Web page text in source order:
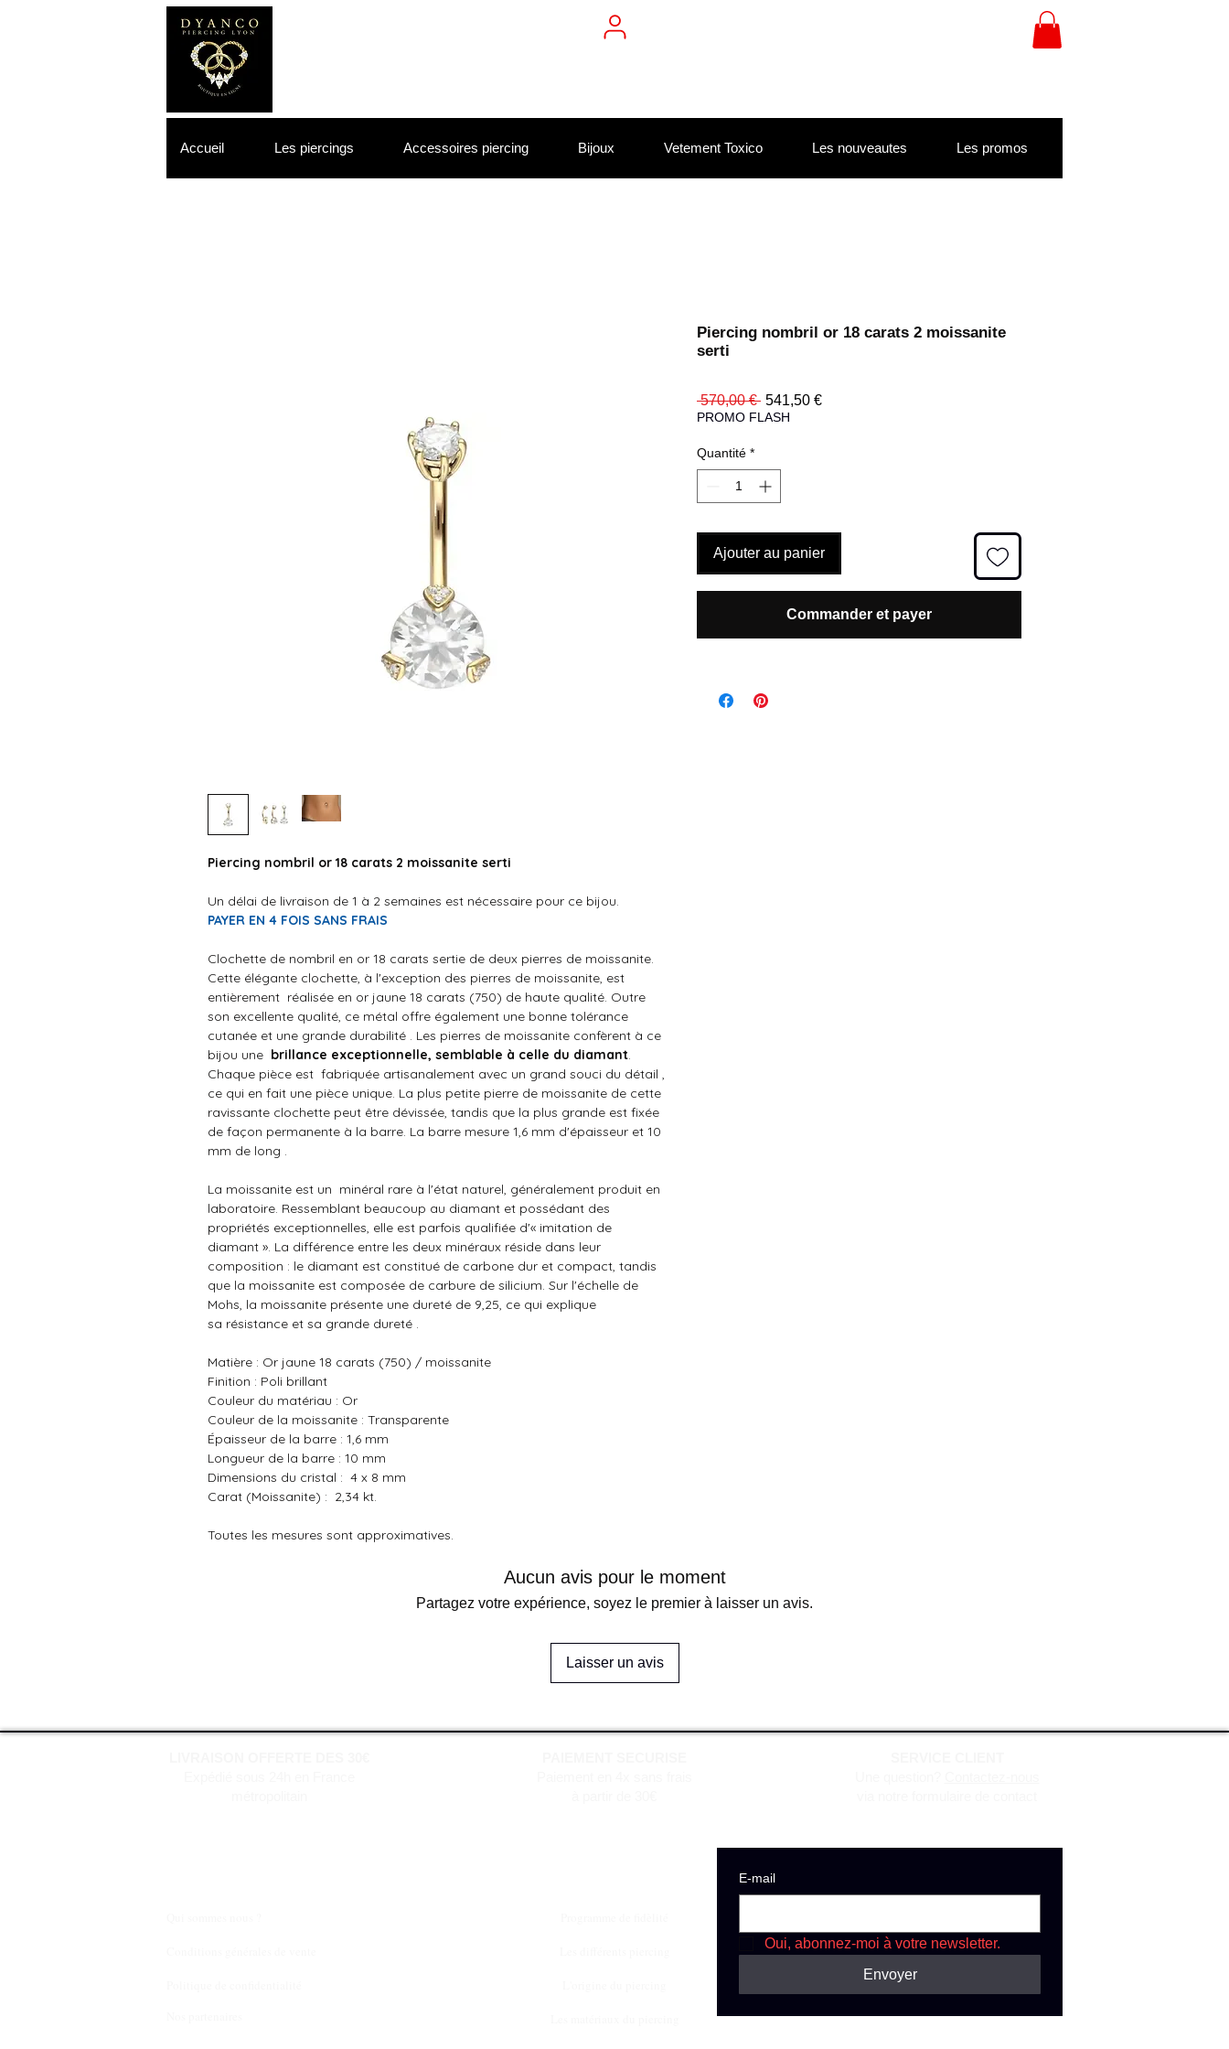
Accueil Les piercings Accessoires piercing Bijoux Vetement Toxico Les nouveautes Les promos
Piercing nombril or 18 carats 2 moissanite serti
Un délai de livraison de 1 à 2 semaines est nécessaire pour ce bijou.
PAYER EN 4 FOIS SANS FRAIS
Clochette de nombril en or 18 carats sertie de deux pierres de moissanite.
Cette élégante clochette, à l'exception des pierres de moissanite, est
entièrement réalisée en or jaune 18 carats (750) de haute qualité. Outre
son excellente qualité, ce métal offre également une bonne tolérance
cutanée et une grande durabilité . Les pierres de moissanite confèrent à ce
bijou une brillance exceptionnelle, semblable à celle du diamant.
Chaque pièce est fabriquée artisanalement avec un grand souci du détail ,
ce qui en fait une pièce unique. La plus petite pierre de moissanite de cette
ravissante clochette peut être dévissée, tandis que la plus grande est fixée
de façon permanente à la barre. La barre mesure 1,6 mm d'épaisseur et 10
mm de long .
La moissanite est un minéral rare à l'état naturel, généralement produit en
laboratoire. Ressemblant beaucoup au diamant et possédant des
propriétés exceptionnelles, elle est parfois qualifiée d'« imitation de
diamant ». La différence entre les deux minéraux réside dans leur
composition : le diamant est constitué de carbone dur et compact, tandis
que la moissanite est composée de carbure de silicium. Sur l'échelle de
Mohs, la moissanite présente une dureté de 9,25, ce qui explique
sa résistance et sa grande dureté .
Matière : Or jaune 18 carats (750) / moissanite
Finition : Poli brillant
Couleur du matériau : Or
Couleur de la moissanite : Transparente
Épaisseur de la barre : 1,6 mm
Longueur de la barre : 10 mm
Dimensions du cristal : 4 x 8 mm
Carat (Moissanite) : 2,34 kt.
Toutes les mesures sont approximatives.
Piercing nombril or 18 carats 2 moissanite
serti
570,00 € Prix
original
541,50 €Prix
PROMO FLASH
Quantité *
Ajouter au panier
Commander et payer
Aucun avis pour le moment
Partagez votre expérience, soyez le premier à laisser un avis.
Laisser un avis
E‑mail
Oui, abonnez-moi à votre newsletter.
Envoyer